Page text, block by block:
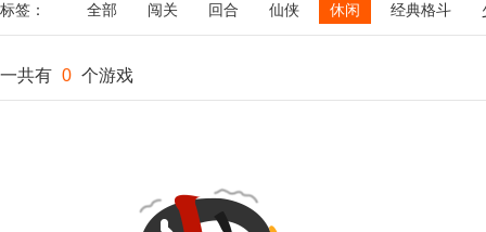
标签： 全部 闯关 回合 仙侠 休闲 经典格斗
一共有 0 个游戏